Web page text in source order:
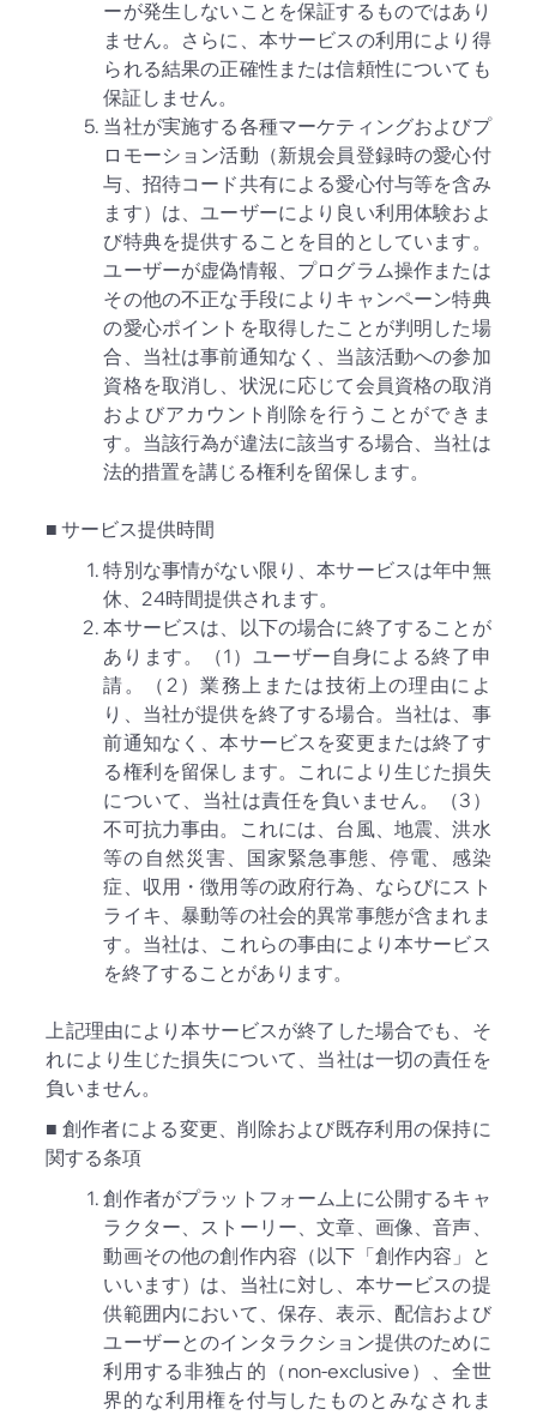
ーが発生しないことを保証するものではあり
ません。さらに、本サービスの利用により得
られる結果の正確性または信頼性についても
保証しません。
当社が実施する各種マーケティングおよびプ
ロモーション活動（新規会員登録時の愛心付
与、招待コード共有による愛心付与等を含み
ます）は、ユーザーにより良い利用体験およ
び特典を提供することを目的としています。
ユーザーが虚偽情報、プログラム操作または
その他の不正な手段によりキャンペーン特典
の愛心ポイントを取得したことが判明した場
合、当社は事前通知なく、当該活動への参加
資格を取消し、状況に応じて会員資格の取消
およびアカウント削除を行うことができま
す。当該行為が違法に該当する場合、当社は
法的措置を講じる権利を留保します。
■ サービス提供時間
特別な事情がない限り、本サービスは年中無
休、24時間提供されます。
本サービスは、以下の場合に終了することが
あります。（1）ユーザー自身による終了申
請。（2）業務上または技術上の理由によ
り、当社が提供を終了する場合。当社は、事
前通知なく、本サービスを変更または終了す
る権利を留保します。これにより生じた損失
について、当社は責任を負いません。（3）
不可抗力事由。これには、台風、地震、洪水
等の自然災害、国家緊急事態、停電、感染
症、収用・徴用等の政府行為、ならびにスト
ライキ、暴動等の社会的異常事態が含まれま
す。当社は、これらの事由により本サービス
を終了することがあります。
上記理由により本サービスが終了した場合でも、そ
れにより生じた損失について、当社は一切の責任を
負いません。
■ 創作者による変更、削除および既存利用の保持に
関する条項
創作者がプラットフォーム上に公開するキャ
ラクター、ストーリー、文章、画像、音声、
動画その他の創作内容（以下「創作内容」と
いいます）は、当社に対し、本サービスの提
供範囲内において、保存、表示、配信および
ユーザーとのインタラクション提供のために
利用する非独占的（non-exclusive）、全世
界的な利用権を付与したものとみなされま